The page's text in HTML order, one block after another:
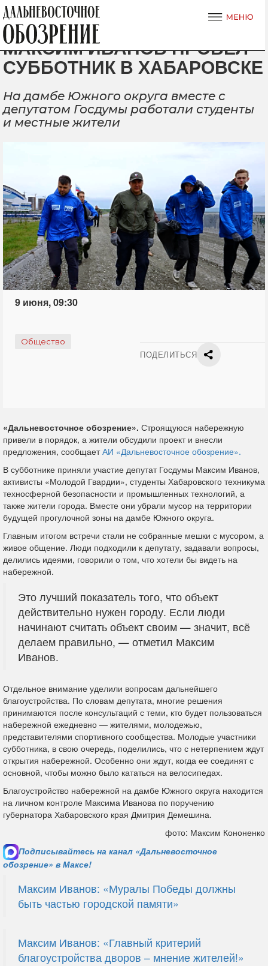
МАКСИМ ИВАНОВ ПРОВЕЛ
СУББОТНИК В ХАБАРОВСКЕ
На дамбе Южного округа вместе с
депутатом Госдумы работали студенты
и местные жители
9 июня, 09:30
Общество
ПОДЕЛИТЬСЯ
«Дальневосточное обозрение». Строящуюся набережную
привели в порядок, а жители обсудили проект и внесли
предложения, сообщаетАИ «Дальневосточное обозрение».
В субботнике приняли участие депутат Госдумы Максим Иванов,
активисты «Молодой Гвардии», студенты Хабаровского техникума
техносферной безопасности и промышленных технологий, а
также жители города. Вместе они убрали мусор на территории
будущей прогулочной зоны на дамбе Южного округа.
Главным итогом встречи стали не собранные мешки с мусором, а
живое общение. Люди подходили к депутату, задавали вопросы,
делились идеями, говорили о том, что хотели бы видеть на
набережной.
Это лучший показатель того, что объект
действительно нужен городу. Если люди
начинают считать объект своим — значит, всё
делаем правильно, — отметил Максим
Иванов.
Отдельное внимание уделили вопросам дальнейшего
благоустройства. По словам депутата, многие решения
принимаются после консультаций с теми, кто будет пользоваться
набережной ежедневно — жителями, молодежью,
представителями спортивного сообщества. Молодые участники
субботника, в свою очередь, поделились, что с нетерпением ждут
открытия набережной. Особенно они ждут, когда ее соединят с
основной, чтобы можно было кататься на велосипедах.
Благоустройство набережной на дамбе Южного округа находится
на личном контроле Максима Иванова по поручению
губернатора Хабаровского края Дмитрия Демешина.
фото: Максим Кононенко
Подписывайтесь на канал «Дальневосточное
обозрение» в Максе!
Максим Иванов: «Муралы Победы должны
быть частью городской памяти»
Максим Иванов: «Главный критерий
благоустройства дворов – мнение жителей!»